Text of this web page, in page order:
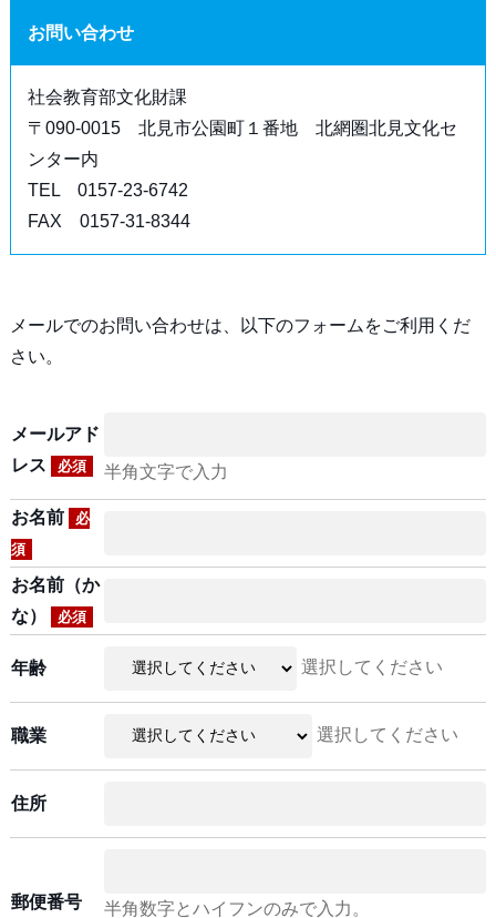
お問い合わせ
社会教育部文化財課
〒090-0015 北見市公園町１番地 北網圏北見文化セ
ンター内
TEL 0157-23-6742
FAX 0157-31-8344
メールでのお問い合わせは、以下のフォームをご利用くだ
さい。
メールアド
レス
必須 半角文字で入力
お名前
必
須
お名前（か
な）
必須
年齢 選択してください
職業 選択してください
住所
郵便番号 半角数字とハイフンのみで入力。